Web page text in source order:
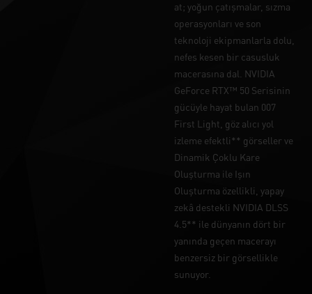
at; yoğun çatışmalar, sızma
operasyonları ve son
teknoloji ekipmanlarla dolu,
nefes kesen bir casusluk
macerasına dal. NVIDIA
GeForce RTX™ 50 Serisinin
gücüyle hayat bulan 007
First Light, göz alıcı yol
izleme efektli** görseller ve
Dinamik Çoklu Kare
Oluşturma ile Işın
Oluşturma özellikli, yapay
zekâ destekli NVIDIA DLSS
4.5** ile dünyanın dört bir
yanında geçen macerayı
benzersiz bir görsellikle
sunuyor.